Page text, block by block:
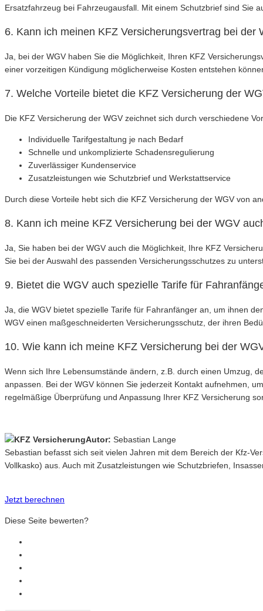
Ersatzfahrzeug bei Fahrzeugausfall. Mit einem Schutzbrief sind Sie
6. Kann ich meinen KFZ Versicherungsvertrag bei der
Ja, bei der WGV haben Sie die Möglichkeit, Ihren KFZ
einer vorzeitigen Kündigung möglicherweise Kosten entstehen
7. Welche Vorteile bietet die KFZ Versicherung der
Die KFZ Versicherung der WGV zeichnet sich durch verschiedene
Individuelle Tarifgestaltung je nach Bedarf
Schnelle und unkomplizierte Schadensregulierung
Zuverlässiger Kundenservice
Zusatzleistungen wie Schutzbrief und Werkstattservice
Durch diese Vorteile hebt sich die KFZ Versicherung der WGV von
8. Kann ich meine KFZ Versicherung bei der WGV
Ja, Sie haben bei der WGV auch die Möglichkeit, Ihre KFZ
Sie bei der Auswahl des passenden Versicherungsschutzes zu
9. Bietet die WGV auch spezielle Tarife für
Ja, die WGV bietet spezielle Tarife für Fahranfänger an, um ihnen
WGV einen maßgeschneiderten Versicherungsschutz, der ihren
10. Wie kann ich meine KFZ Versicherung bei der
Wenn sich Ihre Lebensumstände ändern, z.B. durch einen Umzug,
anpassen. Bei der WGV können Sie jederzeit Kontakt aufnehmen,
regelmäßige Überprüfung und Anpassung Ihrer KFZ Versicherung
Autor: Sebastian Lange
Sebastian befasst sich seit vielen Jahren mit dem Bereich der Kfz-
Vollkasko) aus. Auch mit Zusatzleistungen wie Schutzbriefen,
Jetzt berechnen
Diese Seite bewerten?